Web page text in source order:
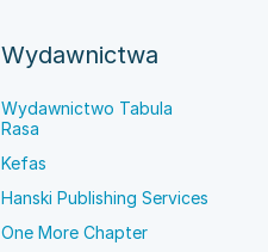
Wydawnictwa
Wydawnictwo Tabula
Rasa
Kefas
Hanski Publishing Services
One More Chapter